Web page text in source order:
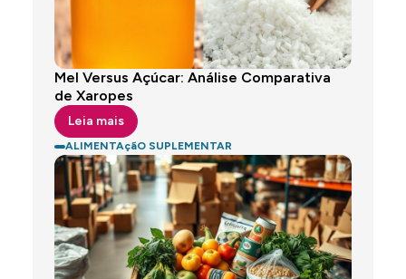
Mel Versus Açúcar: Análise Comparativa
de Xaropes
Leia mais
ALIMENTAçãO SUPLEMENTAR